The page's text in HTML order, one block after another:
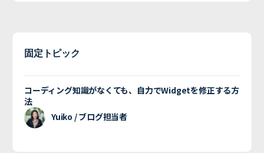
固定トピック
コーディング知識がなくても、自力でWidgetを修正する方
法
Yuiko / ブログ担当者